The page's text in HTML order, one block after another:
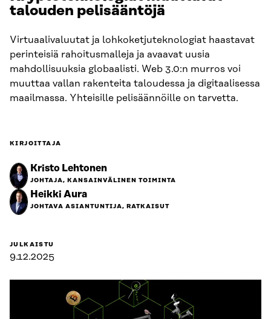
talouden pelisääntöjä
Virtuaalivaluutat ja lohkoketjuteknologiat haastavat
perinteisiä rahoitusmalleja ja avaavat uusia
mahdollisuuksia globaalisti. Web 3.0:n murros voi
muuttaa vallan rakenteita taloudessa ja digitaalisessa
maailmassa. Yhteisille pelisäännöille on tarvetta.
KIRJOITTAJA
Kristo Lehtonen
JOHTAJA, KANSAINVÄLINEN TOIMINTA
Heikki Aura
JOHTAVA ASIANTUNTIJA, RATKAISUT
JULKAISTU
9.12.2025